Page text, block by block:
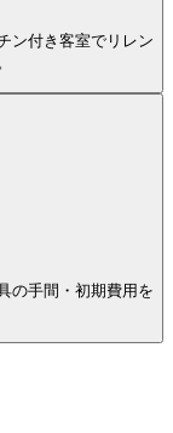
ン付き客室でリレン
の手間・初期費用を